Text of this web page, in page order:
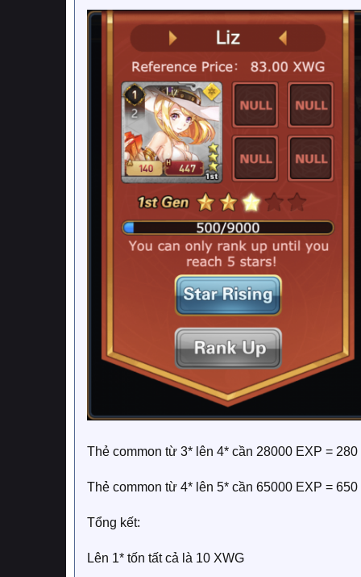
Thẻ common từ 3* lên 4* cần 28000 EXP = 280
Thẻ common từ 4* lên 5* cần 65000 EXP = 650
Tổng kết:
Lên 1* tốn tất cả là 10 XWG